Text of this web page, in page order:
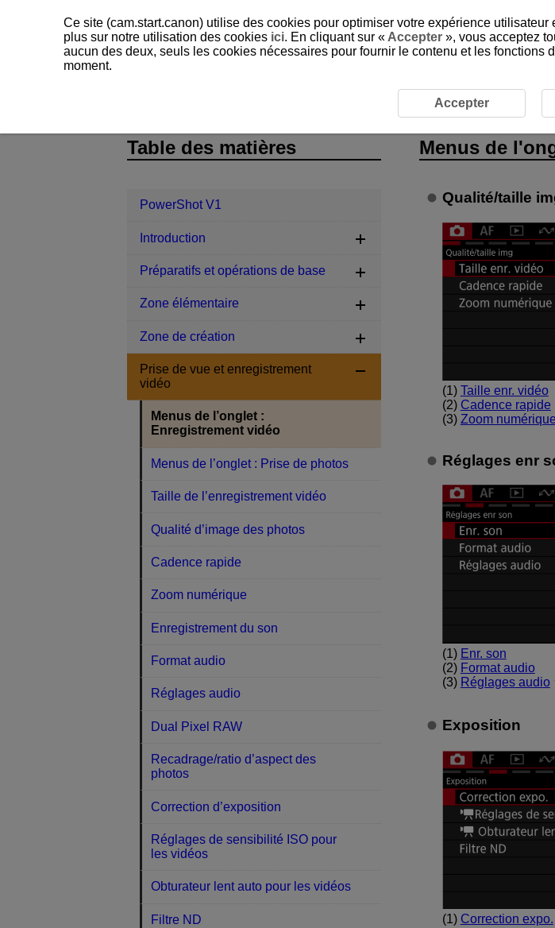
Menus de
Qualité/taille
(1) Taille enr. vidéo
(2) Cadence rapide
(3) Zoom numérique
Réglages enr
(1) Enr. son
(2) Format audio
(3) Réglages audio
Exposition
(1) Correction expo.
Table des matières
PowerShot V1
Introduction
Préparatifs et opérations de base
Zone élémentaire
Zone de création
Prise de vue et enregistrement
vidéo
Menus de l’onglet :
Enregistrement vidéo
Menus de l’onglet : Prise de photos
Taille de l’enregistrement vidéo
Qualité d’image des photos
Cadence rapide
Zoom numérique
Enregistrement du son
Format audio
Réglages audio
Dual Pixel RAW
Recadrage/ratio d’aspect des
photos
Correction d’exposition
Réglages de sensibilité ISO pour
les vidéos
Obturateur lent auto pour les vidéos
Filtre ND
Ce site (cam.start.canon) utilise des cookies pour optimiser votre expérience
plus sur notre utilisation des cookies ici. En cliquant sur « Accepter », vous acceptez
aucun des deux, seuls les cookies nécessaires pour fournir le contenu et les
moment.
Accepter